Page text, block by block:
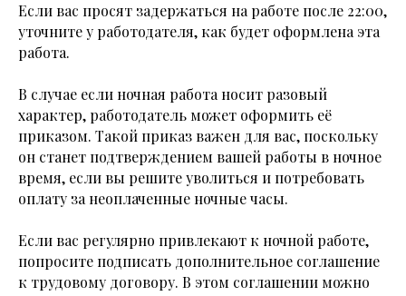
Если вас просят задержаться на работе после 22:00,
уточните у работодателя, как будет оформлена эта
работа.
В случае если ночная работа носит разовый
характер, работодатель может оформить её
приказом. Такой приказ важен для вас, поскольку
он станет подтверждением вашей работы в ночное
время, если вы решите уволиться и потребовать
оплату за неоплаченные ночные часы.
Если вас регулярно привлекают к ночной работе,
попросите подписать дополнительное соглашение
к трудовому договору. В этом соглашении можно